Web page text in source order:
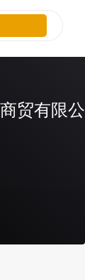
贸有限